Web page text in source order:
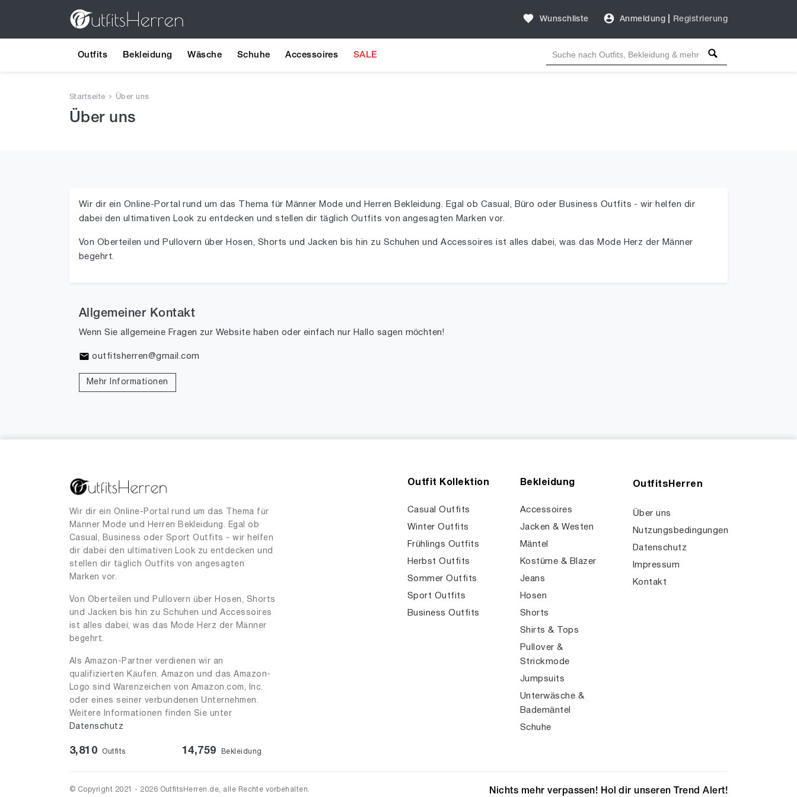
Wunschliste Anmeldung Registrierung
Outfits Bekleidung Wäsche Schuhe Accessoires SALE
Startseite Über uns
Über uns
Wir dir ein Online-Portal rund um das Thema für Männer Mode und Herren Bekleidung. Egal ob Casual, Büro oder Business Outfits - wir helfen dir
dabei den ultimativen Look zu entdecken und stellen dir täglich Outfits von angesagten Marken vor.
Von Oberteilen und Pullovern über Hosen, Shorts und Jacken bis hin zu Schuhen und Accessoires ist alles dabei, was das Mode Herz der Männer
begehrt.
Allgemeiner Kontakt
Wenn Sie allgemeine Fragen zur Website haben oder einfach nur Hallo sagen möchten!
outfitsherren@gmail.com
Mehr Informationen
Wir dir ein Online-Portal rund um das Thema für
Männer Mode und Herren Bekleidung. Egal ob
Casual, Business oder Sport Outfits - wir helfen
dir dabei den ultimativen Look zu entdecken und
stellen dir täglich Outfits von angesagten
Marken vor.
Von Oberteilen und Pullovern über Hosen, Shorts
und Jacken bis hin zu Schuhen und Accessoires
ist alles dabei, was das Mode Herz der Männer
begehrt.
Als Amazon-Partner verdienen wir an
qualifizierten Käufen. Amazon und das Amazon-
Logo sind Warenzeichen von Amazon.com, Inc.
oder eines seiner verbundenen Unternehmen.
Weitere Informationen finden Sie unter
Datenschutz
3,810 Outfits 14,759 Bekleidung
Outfit Kollektion
Casual Outfits
Winter Outfits
Frühlings Outfits
Herbst Outfits
Sommer Outfits
Sport Outfits
Business Outfits
Bekleidung
Accessoires
Jacken & Westen
Mäntel
Kostüme & Blazer
Jeans
Hosen
Shorts
Shirts & Tops
Pullover &
Strickmode
Jumpsuits
Unterwäsche &
Bademäntel
Schuhe
OutfitsHerren
Über uns
Nutzungsbedingungen
Datenschutz
Impressum
Kontakt
© Copyright 2021 - 2026 OutfitsHerren.de, alle Rechte vorbehalten. Nichts mehr verpassen! Hol dir unseren Trend Alert!